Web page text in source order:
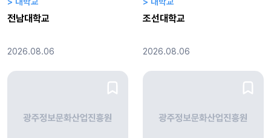
전남대학교
2026.08.06
조선대학교
2026.08.06